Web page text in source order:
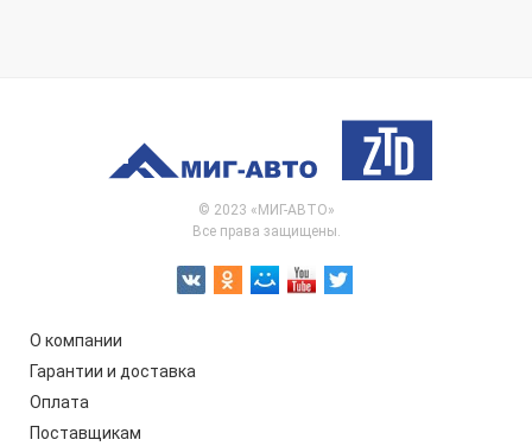
© 2023 «МИГ-АВТО»
Все права защищены.
О компании
Гарантии и доставка
Оплата
Поставщикам